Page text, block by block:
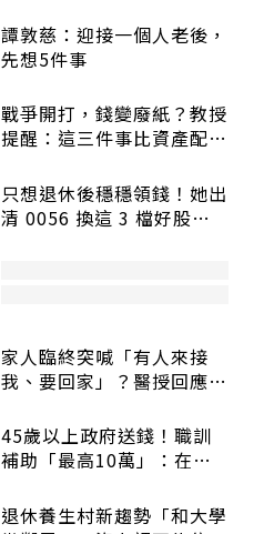
譚敦慈：迎接一個人老後，
先想5件事
戰爭開打，錢變廢紙？教授
提醒：這三件事比資產配置
只想退休後穩穩領錢！她出
清 0056 換這 3 檔好股：
家人臨終突喊「有人來接
我、要回家」？醫授回應方
45歲以上政府送錢！職訓
補助「最高10萬」：在
退休養生村新趨勢「和大學